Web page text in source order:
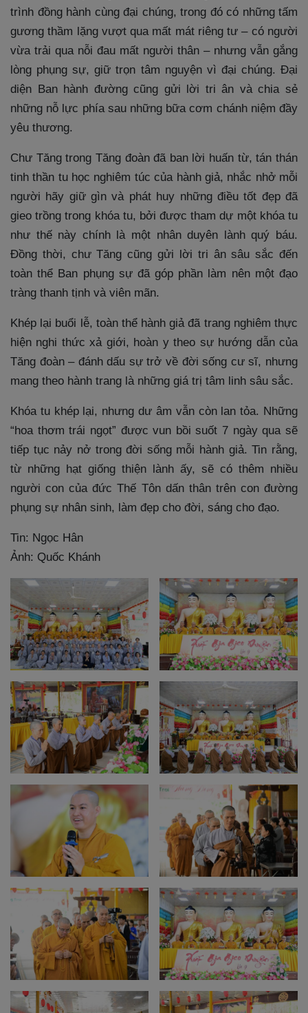
trình đồng hành cùng đại chúng, trong đó có những tấm
gương thầm lặng vượt qua mất mát riêng tư – có người
vừa trải qua nỗi đau mất người thân – nhưng vẫn gắng
lòng phụng sự, giữ trọn tâm nguyện vì đại chúng. Đại
diện Ban hành đường cũng gửi lời tri ân và chia sẻ
những nỗ lực phía sau những bữa cơm chánh niệm đầy
yêu thương.
Chư Tăng trong Tăng đoàn đã ban lời huấn từ, tán thán
tinh thần tu học nghiêm túc của hành giả, nhắc nhở mỗi
người hãy giữ gìn và phát huy những điều tốt đẹp đã
gieo trồng trong khóa tu, bởi được tham dự một khóa tu
như thế này chính là một nhân duyên lành quý báu.
Đồng thời, chư Tăng cũng gửi lời tri ân sâu sắc đến
toàn thể Ban phụng sự đã góp phần làm nên một đạo
tràng thanh tịnh và viên mãn.
Khép lại buổi lễ, toàn thể hành giả đã trang nghiêm thực
hiện nghi thức xả giới, hoàn y theo sự hướng dẫn của
Tăng đoàn – đánh dấu sự trở về đời sống cư sĩ, nhưng
mang theo hành trang là những giá trị tâm linh sâu sắc.
Khóa tu khép lại, nhưng dư âm vẫn còn lan tỏa. Những
“hoa thơm trái ngọt” được vun bồi suốt 7 ngày qua sẽ
tiếp tục nảy nở trong đời sống mỗi hành giả. Tin rằng,
từ những hạt giống thiện lành ấy, sẽ có thêm nhiều
người con của đức Thế Tôn dấn thân trên con đường
phụng sự nhân sinh, làm đẹp cho đời, sáng cho đạo.
Tin: Ngọc Hân
Ảnh: Quốc Khánh